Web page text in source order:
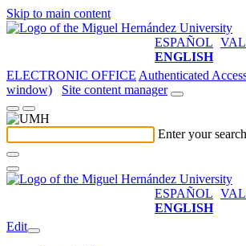
Skip to main content
ESPAÑOL
ENGLISH
ELECTRONIC OFFICE Authenticated
window)
Site content manager
Enter your search
ESPAÑOL
ENGLISH
Edit